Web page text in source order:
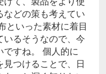
円(税込)